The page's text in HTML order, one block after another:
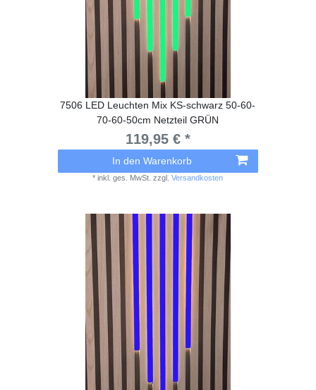
7506 LED Leuchten Mix KS-schwarz 50-60-
70-60-50cm Netzteil GRÜN
119,95 € *
In den Warenkorb
*inkl. ges. MwSt. zzgl.Versandkosten